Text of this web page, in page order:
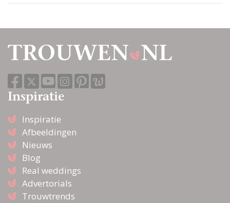
Inspiratie
Inspiratie
Afbeeldingen
Nieuws
Blog
Real weddings
Advertorials
Trouwtrends